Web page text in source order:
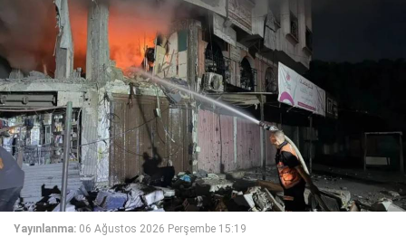
Yayınlanma: 06 Ağustos 2026 Perşembe 15:19